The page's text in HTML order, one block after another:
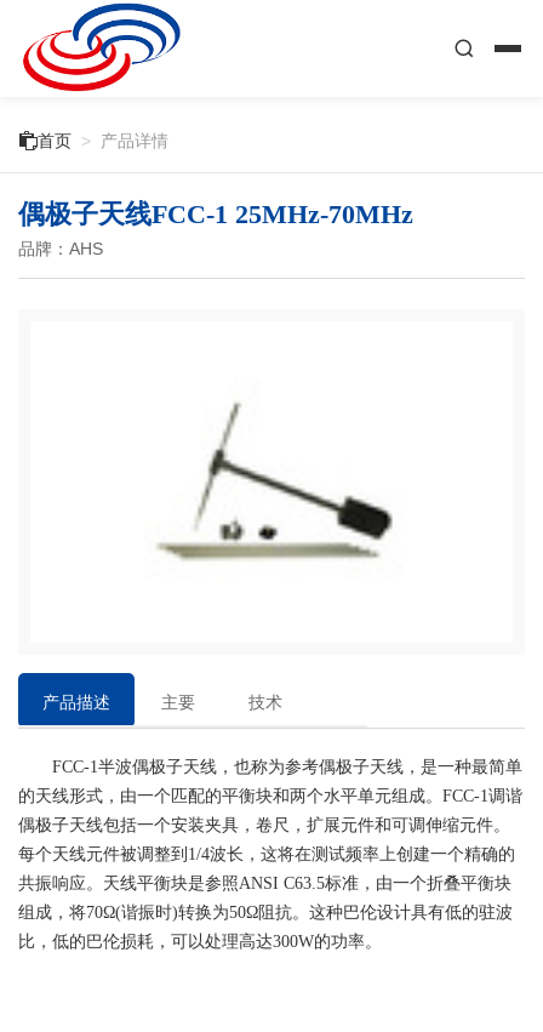
首页 > 产品详情
偶极子天线FCC-1 25MHz-70MHz
品牌：AHS
产品描述
主要
技术
FCC-1半波偶极子天线，也称为参考偶极子天线，是一种最简单
的天线形式，由一个匹配的平衡块和两个水平单元组成。FCC-1调谐
偶极子天线包括一个安装夹具，卷尺，扩展元件和可调伸缩元件。
每个天线元件被调整到1/4波长，这将在测试频率上创建一个精确的
共振响应。天线平衡块是参照ANSI C63.5标准，由一个折叠平衡块
组成，将70Ω(谐振时)转换为50Ω阻抗。这种巴伦设计具有低的驻波
比，低的巴伦损耗，可以处理高达300W的功率。